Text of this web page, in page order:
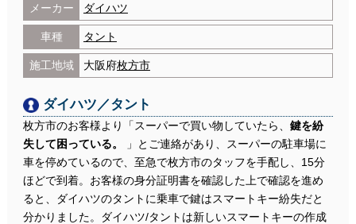
メーカー ダイハツ
車種 タント
施工地域 大阪府枚方市
ダイハツ／タント
枚方市のお客様より「スーパーで買い物していたら、 鍵を紛
失して困っている。
」とご連絡があり、スーパーの駐車場に
車を停めているので、至急で枚方市のタッフを手配し、15分
ほどで到着。お客様の身分証明書を確認した上で確認を進め
ると、ダイハツのタントに乗車で鍵はスマートキー紛失だと
分かりました。ダイハツ/タントは新しいスマートキーの作成